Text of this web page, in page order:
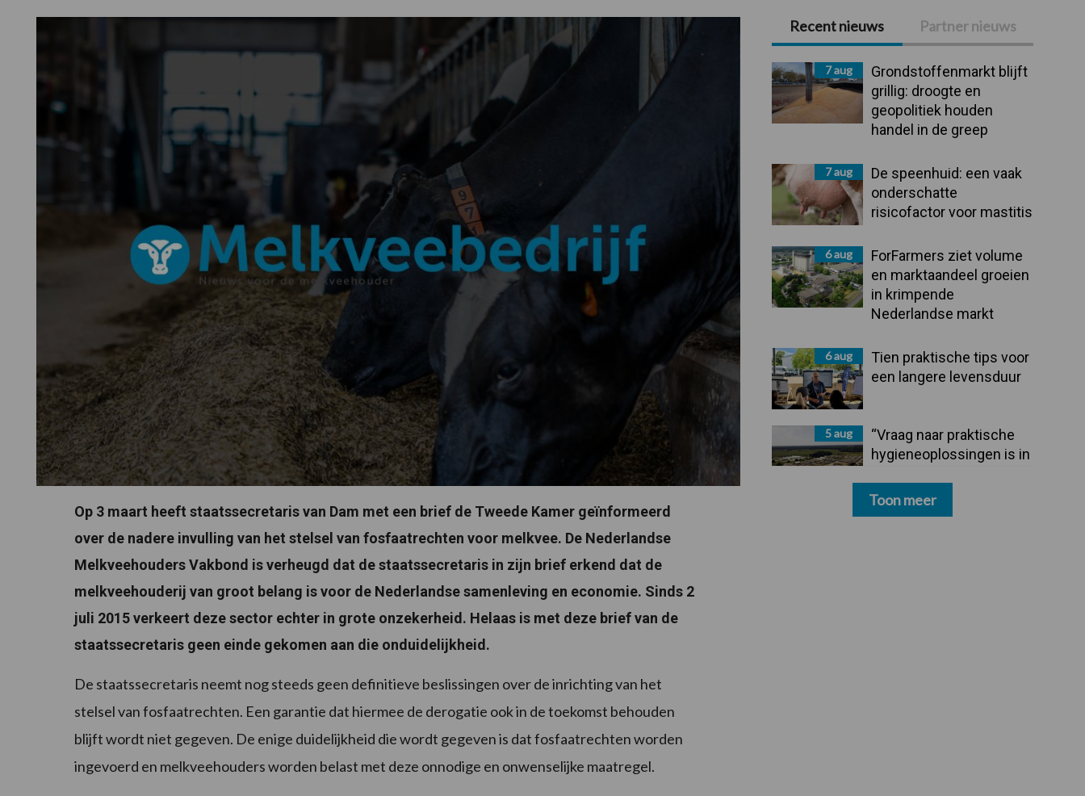
Op 3 maart heeft staatssecretaris van Dam met een brief de Tweede Kamer geïnformeerd
over de nadere invulling van het stelsel van fosfaatrechten voor melkvee. De Nederlandse
Melkveehouders Vakbond is verheugd dat de staatssecretaris in zijn brief erkend dat de
melkveehouderij van groot belang is voor de Nederlandse samenleving en economie. Sinds 2
juli 2015 verkeert deze sector echter in grote onzekerheid. Helaas is met deze brief van de
staatssecretaris geen einde gekomen aan die onduidelijkheid.
De staatssecretaris neemt nog steeds geen definitieve beslissingen over de inrichting van het
stelsel van fosfaatrechten. Een garantie dat hiermee de derogatie ook in de toekomst behouden
blijft wordt niet gegeven. De enige duidelijkheid die wordt gegeven is dat fosfaatrechten worden
ingevoerd en melkveehouders worden belast met deze onnodige en onwenselijke maatregel.
Primaire
Sidebar
Recent nieuws Partner nieuws
7 aug
Grondstoffenmarkt blijft
grillig: droogte en
geopolitiek houden
handel in de greep
7 aug
De speenhuid: een vaak
onderschatte
risicofactor voor mastitis
6 aug
ForFarmers ziet volume
en marktaandeel groeien
in krimpende
Nederlandse markt
6 aug
Tien praktische tips voor
een langere levensduur
5 aug
“Vraag naar praktische
hygieneoplossingen is in
Toon meer